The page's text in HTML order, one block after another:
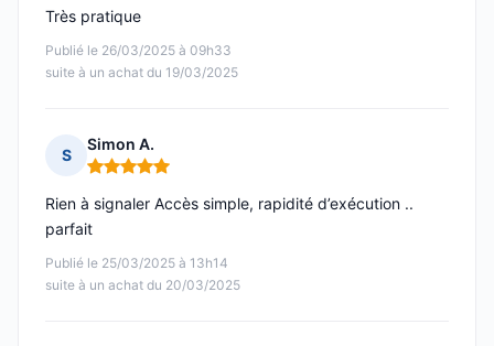
Publié le 26/03/2025 à 09h33
suite à un achat du 19/03/2025
Très pratique
S
Simon A.
Note : 5 sur 5
Publié le 25/03/2025 à 13h14
suite à un achat du 20/03/2025
Rien à signaler Accès simple, rapidité d’exécution ..
parfait